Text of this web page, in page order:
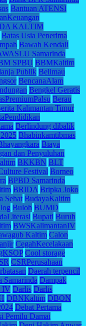
Bantuan ATENSI
KALTIM
Batas Usia Penerima
Bawah Kendali
Samarinda
SPBU BBMKaltim
Publik Belimau
BencanaAlam
Bengkel Geratis
Berau
Kalimantan Timur
Berlindung dibalik
Bhabinkamtibmas
Biaya
dan Penyuluhan
BKKBN BLT
Festival Borneo
BPBD Samarinda
BRIDA Bripka Joko
Sehat BudayaKaltim
Buloh BUMD
Bupati Buruh
BWSKalimantanIV
Kaltim Calon
CegahKecelakaan
Cool storage
CSRPerusahaan
Daerah terpencil
Samarinda Dampak
IV Darlis Darlis
DBNKaltim DBON
Debat Pertama
Pemilu Damai